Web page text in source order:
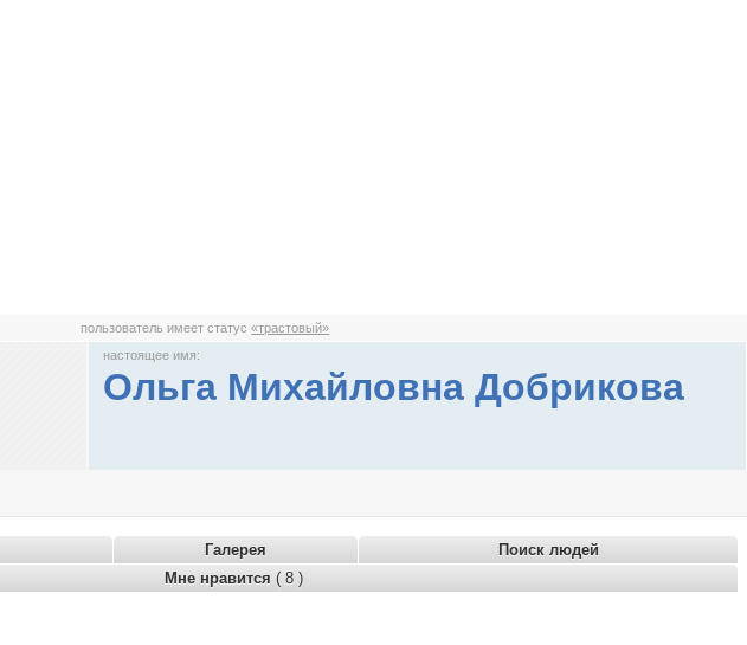
пользователь имеет статус«трастовый»
настоящее имя:
Ольга Михайловна Добрикова
Галерея
Поиск людей
Мне нравится ( 8 )